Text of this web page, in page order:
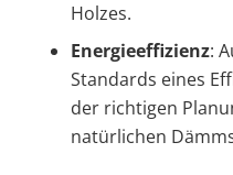
Holzes.
Energieeffizienz:
Standards eines
der richtigen
natürlichen